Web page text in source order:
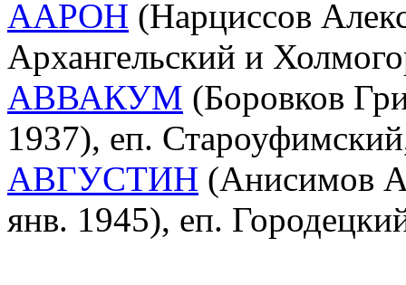
ААРОН (Нарциссов
Архангельский и
АВВАКУМ (Боровков
1937), еп.
АВГУСТИН (Анисимов
янв. 1945), еп.